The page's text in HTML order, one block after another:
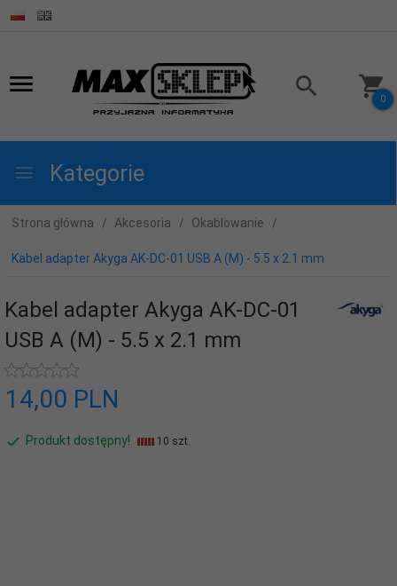
0
Kategorie
Strona główna Akcesoria Okablowanie
Kabel adapter Akyga AK-DC-01 USB A (M) - 5.5 x 2.1 mm
Kabel adapter Akyga AK-DC-01
USB A (M) - 5.5 x 2.1 mm
14,00 PLN
Produkt dostępny! 10 szt.